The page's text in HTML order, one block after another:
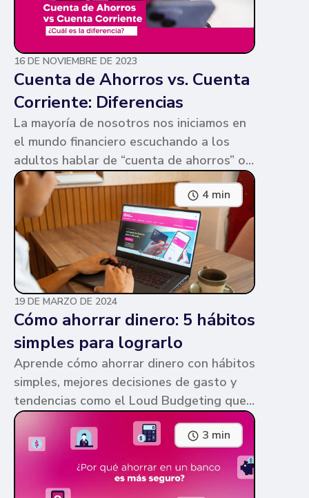
16 DE NOVIEMBRE DE 2023
Cuenta de Ahorros vs. Cuenta
Corriente: Diferencias
La mayoría de nosotros nos iniciamos en
el mundo financiero escuchando a los
adultos hablar de “cuenta de ahorros” o
“cuenta corriente”. Ambas cuentas
parecen similares y puede ser confuso,
pero te contamos en qué consiste cada
una y sus diferencias.
4 min
19 DE MARZO DE 2024
Cómo ahorrar dinero: 5 hábitos
simples para lograrlo
Aprende cómo ahorrar dinero con hábitos
simples, mejores decisiones de gasto y
tendencias como el Loud Budgeting que
pueden ayudarte a cumplir tus metas.
3 min